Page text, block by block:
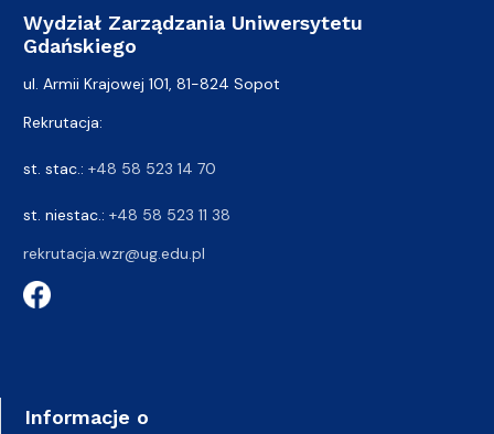
Wydział Zarządzania Uniwersytetu
Gdańskiego
ul. Armii Krajowej 101, 81-824 Sopot
Rekrutacja:
st. stac.: +48 58 523 14 70
st. niestac.: +48 58 523 11 38
rekrutacja.wzr@ug.edu.pl
Informacje o